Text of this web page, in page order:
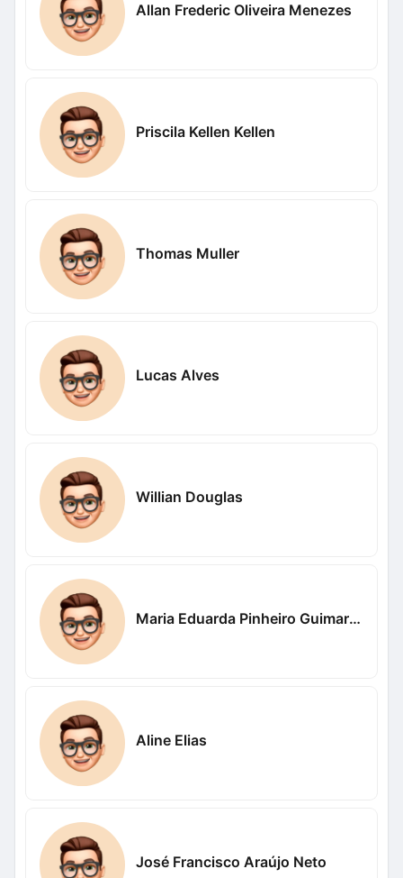
Allan Frederic Oliveira Menezes
Priscila Kellen Kellen
Thomas Muller
Lucas Alves
Willian Douglas
Maria Eduarda Pinheiro Guimaraes
Aline Elias
José Francisco Araújo Neto